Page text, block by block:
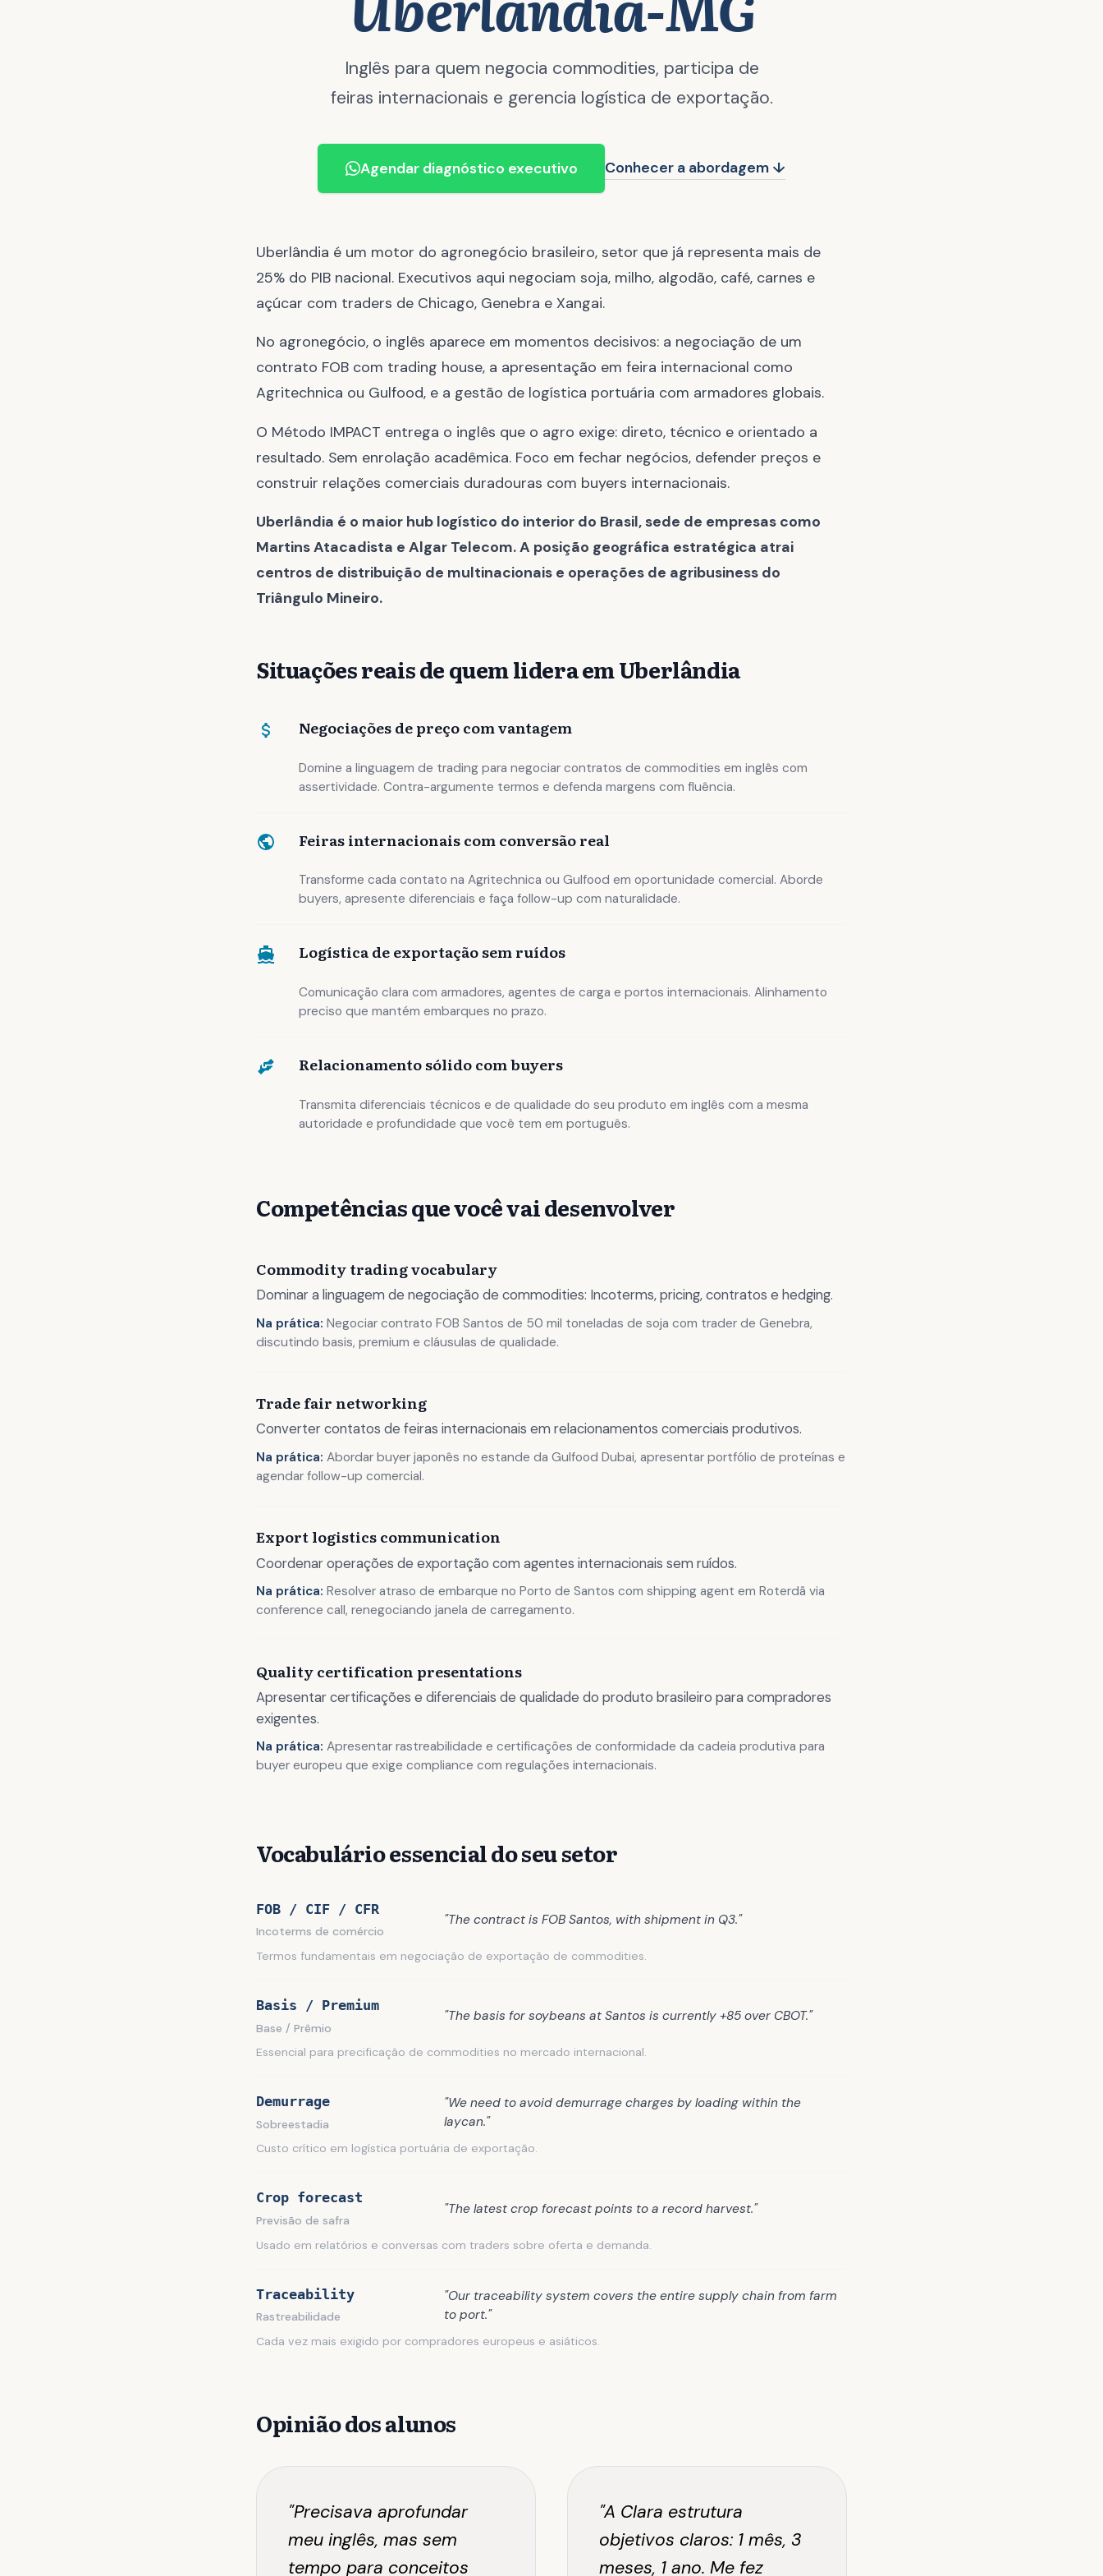
Inglês para quem negocia commodities, participa de
feiras internacionais e gerencia logística de exportação.
Agendar diagnóstico executivo Conhecer a abordagem ↓
Uberlândia é um motor do agronegócio brasileiro, setor que já representa mais de
25% do PIB nacional. Executivos aqui negociam soja, milho, algodão, café, carnes e
açúcar com traders de Chicago, Genebra e Xangai.
No agronegócio, o inglês aparece em momentos decisivos: a negociação de um
contrato FOB com trading house, a apresentação em feira internacional como
Agritechnica ou Gulfood, e a gestão de logística portuária com armadores globais.
O Método IMPACT entrega o inglês que o agro exige: direto, técnico e orientado a
resultado. Sem enrolação acadêmica. Foco em fechar negócios, defender preços e
construir relações comerciais duradouras com buyers internacionais.
Uberlândia é o maior hub logístico do interior do Brasil, sede de empresas como
Martins Atacadista e Algar Telecom. A posição geográfica estratégica atrai
centros de distribuição de multinacionais e operações de agribusiness do
Triângulo Mineiro.
Situações reais de quem lidera em Uberlândia
Negociações de preço com vantagem
Domine a linguagem de trading para negociar contratos de commodities em inglês com
assertividade. Contra-argumente termos e defenda margens com fluência.
Feiras internacionais com conversão real
Transforme cada contato na Agritechnica ou Gulfood em oportunidade comercial. Aborde
buyers, apresente diferenciais e faça follow-up com naturalidade.
Logística de exportação sem ruídos
Comunicação clara com armadores, agentes de carga e portos internacionais. Alinhamento
preciso que mantém embarques no prazo.
Relacionamento sólido com buyers
Transmita diferenciais técnicos e de qualidade do seu produto em inglês com a mesma
autoridade e profundidade que você tem em português.
Competências que você vai desenvolver
Commodity trading vocabulary
Dominar a linguagem de negociação de commodities: Incoterms, pricing, contratos e hedging.
Na prática: Negociar contrato FOB Santos de 50 mil toneladas de soja com trader de Genebra,
discutindo basis, premium e cláusulas de qualidade.
Trade fair networking
Converter contatos de feiras internacionais em relacionamentos comerciais produtivos.
Na prática: Abordar buyer japonês no estande da Gulfood Dubai, apresentar portfólio de proteínas e
agendar follow-up comercial.
Export logistics communication
Coordenar operações de exportação com agentes internacionais sem ruídos.
Na prática: Resolver atraso de embarque no Porto de Santos com shipping agent em Roterdã via
conference call, renegociando janela de carregamento.
Quality certification presentations
Apresentar certificações e diferenciais de qualidade do produto brasileiro para compradores
exigentes.
Na prática: Apresentar rastreabilidade e certificações de conformidade da cadeia produtiva para
buyer europeu que exige compliance com regulações internacionais.
Vocabulário essencial do seu setor
FOB / CIF / CFR
Incoterms de comércio
"The contract is FOB Santos, with shipment in Q3."
Termos fundamentais em negociação de exportação de commodities.
Basis / Premium
Base / Prêmio
"The basis for soybeans at Santos is currently +85 over CBOT."
Essencial para precificação de commodities no mercado internacional.
Demurrage
Sobreestadia
"We need to avoid demurrage charges by loading within the
laycan."
Custo crítico em logística portuária de exportação.
Crop forecast
Previsão de safra
"The latest crop forecast points to a record harvest."
Usado em relatórios e conversas com traders sobre oferta e demanda.
Traceability
Rastreabilidade
"Our traceability system covers the entire supply chain from farm
to port."
Cada vez mais exigido por compradores europeus e asiáticos.
Opinião dos alunos
"Precisava aprofundar
meu inglês, mas sem
tempo para conceitos
"A Clara estrutura
objetivos claros: 1 mês, 3
meses, 1 ano. Me fez